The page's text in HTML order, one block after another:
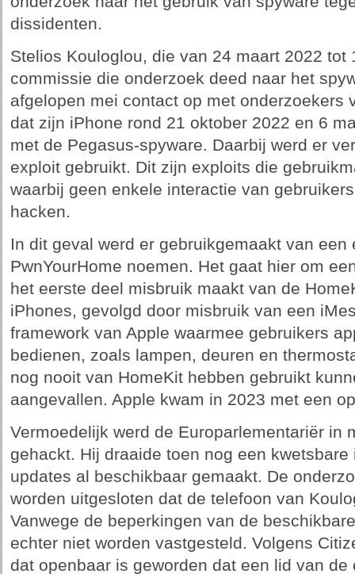
dissidenten.
Stelios Kouloglou, die van 24 maart 2022 tot
commissie die onderzoek deed naar het
afgelopen mei contact op met onderzoekers
dat zijn iPhone rond 21 oktober 2022 en 6
met de Pegasus-spyware. Daarbij werd er
exploit gebruikt. Dit zijn exploits die
waarbij geen enkele interactie van
hacken.
In dit geval werd er gebruikgemaakt van
PwnYourHome noemen. Het gaat hier om
het eerste deel misbruik maakt van de
iPhones, gevolgd door misbruik van een
framework van Apple waarmee gebruikers
bedienen, zoals lampen, deuren en
nog nooit van HomeKit hebben gebruikt
aangevallen. Apple kwam in 2023 met een
Vermoedelijk werd de Europarlementariër in
gehackt. Hij draaide toen nog een
updates al beschikbaar gemaakt. De
worden uitgesloten dat de telefoon van
Vanwege de beperkingen van de
echter niet worden vastgesteld. Volgens
dat openbaar is geworden dat een lid van